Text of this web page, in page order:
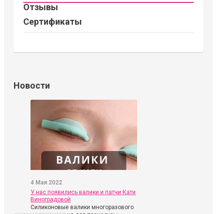
Отзывы
Сертификаты
Новости
4 Мая 2022
У нас появились валики и патчи Кати
Виноградовой
Силиконовые валики многоразового